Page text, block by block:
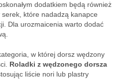
dodatkiem będą również
które nadadzą kanapce
Dla urozmaicenia warto dodać
w której dorsz wędzony
Roladki z wędzonego dorsza
liście nori lub plastry